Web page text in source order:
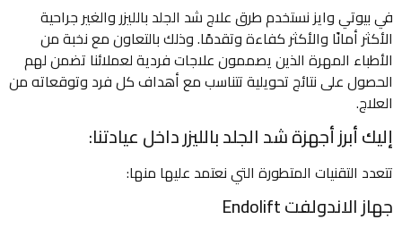
في بيوتي وايز نستخدم طرق علاج شد الجلد بالليزر والغير جراحية
الأكثر أمانًا والأكثر كفاءة وتقدمًا. وذلك بالتعاون مع نخبة من
الأطباء المهرة الذين يصممون علاجات فردية لعملائنا تضمن لهم
الحصول على نتائج تحويلية تتناسب مع أهداف كل فرد وتوقعاته من
العلاج.
إليك أبرز أجهزة شد الجلد بالليزر داخل عيادتنا:
تتعدد التقنيات المتطورة التي نعتمد عليها منها:
جهاز الاندولفت Endolift